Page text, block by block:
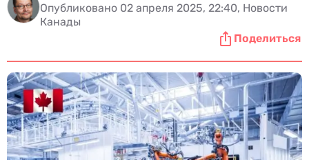
Опубликовано 02 апреля 2025, 22:40, Новости
Канады
Поделиться